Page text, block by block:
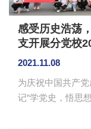
感受历史浩荡
支开展分党校
习培训班实践课
2021.11.08
为庆祝中国共产
记“学党史，悟思